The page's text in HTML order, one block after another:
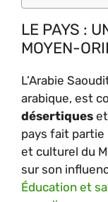
LE PAYS :
MOYEN-
L’Arabie
arabique, est
désertiques
pays fait
et culturel du
sur son
Éducation et